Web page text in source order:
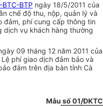
BTP ngày 18/5/2011 của
chế độ thu, nộp, quản lý và
đảm, phí cung cấp thông tin
dịch vụ khách hàng thường
09 tháng 12 năm 2011 của
phí giao dịch đảm bảo và
đảm trên địa bàn tỉnh Cà
Mẫu số 01/ĐKTC